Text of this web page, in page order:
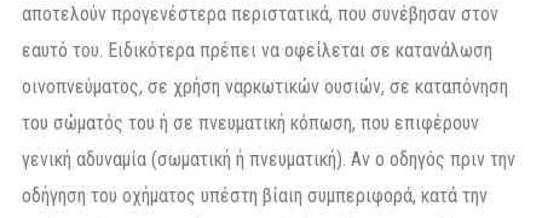
αποτελούν προγενέστερα περιστατικά, που συνέβησαν στον
εαυτό του. Ειδικότερα πρέπει να οφείλεται σε κατανάλωση
οινοπνεύματος, σε χρήση ναρκωτικών ουσιών, σε καταπόνηση
του σώματός του ή σε πνευματική κόπωση, που επιφέρουν
γενική αδυναμία (σωματική ή πνευματική). Αν ο οδηγός πριν την
οδήγηση του οχήματος υπέστη βίαιη συμπεριφορά, κατά την